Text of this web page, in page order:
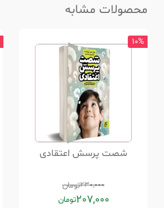
محصولات مشابه
10%
شصت پرسش اعتقادی
230,000تومان
207,000تومان